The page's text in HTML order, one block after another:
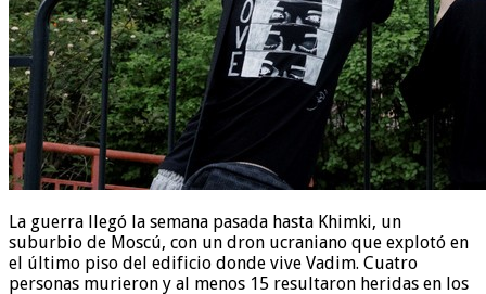
La guerra llegó la semana pasada hasta Khimki, un
suburbio de Moscú, con un dron ucraniano que explotó en
el último piso del edificio donde vive Vadim. Cuatro
personas murieron y al menos 15 resultaron heridas en los